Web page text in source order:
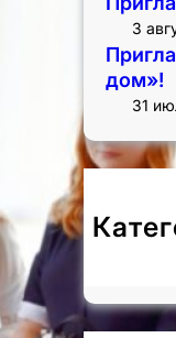
3
дом»!
31